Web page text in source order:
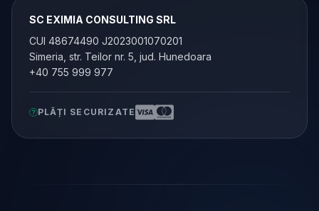
SC EXIMIA CONSULTING SRL
CUI 48674490 J2023001070201
Simeria, str. Teilor nr. 5, jud. Hunedoara
+40 755 999 977
PLĂȚI SECURIZATE